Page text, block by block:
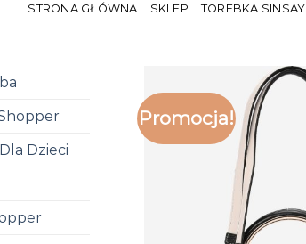
STRONA GŁÓWNA SKLEP TOREBKA SINSAY
Dzieci
Promocja!